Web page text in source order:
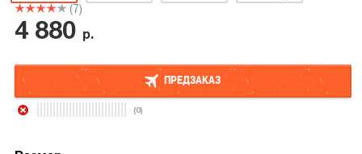
(7)
4 880 р.
ПРЕДЗАКАЗ
(0)